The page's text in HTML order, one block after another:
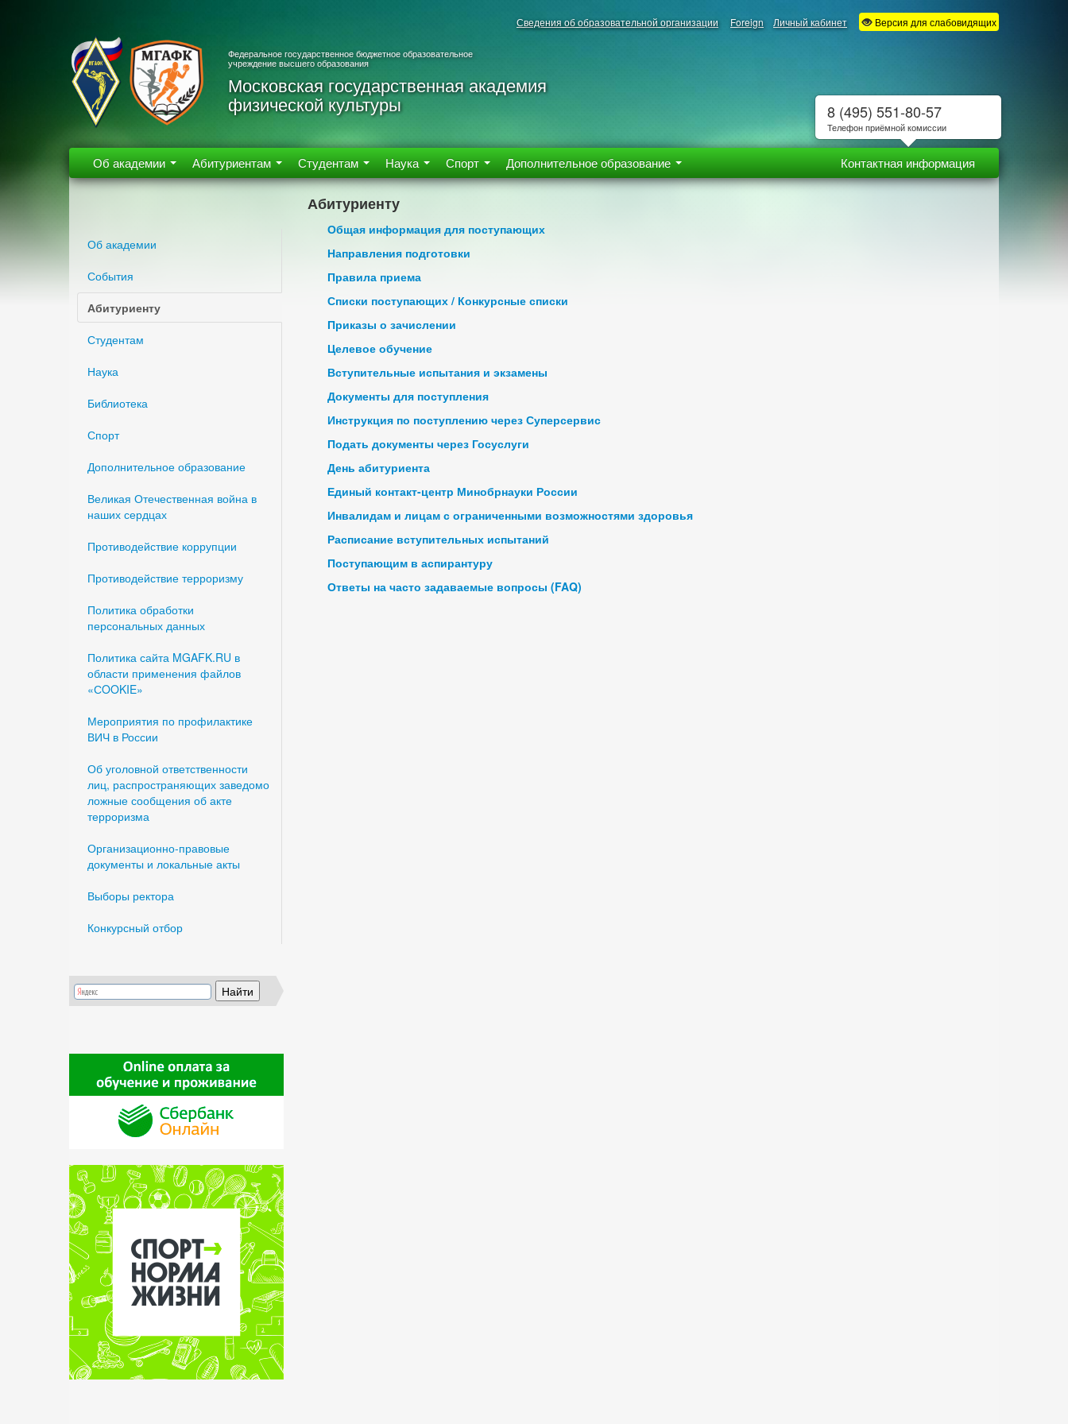
Сведения об образовательной организации Foreign Личный кабинет Версия для слабовидящих
Федеральное государственное бюджетное образовательное
учреждение высшего образования
Московская государственная академия
физической культуры
Об академии Абитуриентам Студентам Наука Спорт Дополнительное образование Контактная информация
Об академии
События
Абитуриенту
Студентам
Наука
Библиотека
Спорт
Дополнительное образование
Великая Отечественная война в
наших сердцах
Противодействие коррупции
Противодействие терроризму
Политика обработки
персональных данных
Политика сайта MGAFK.RU в
области применения файлов
«СOOKIE»
Мероприятия по профилактике
ВИЧ в России
Об уголовной ответственности
лиц, распространяющих заведомо
ложные сообщения об акте
терроризма
Организационно-правовые
документы и локальные акты
Выборы ректора
Конкурсный отбор
Абитуриенту
Общая информация для поступающих
Направления подготовки
Правила приема
Списки поступающих / Конкурсные списки
Приказы о зачислении
Целевое обучение
Вступительные испытания и экзамены
Документы для поступления
Инструкция по поступлению через Суперсервис
Подать документы через Госуслуги
День абитуриента
Единый контакт-центр Минобрнауки России
Инвалидам и лицам с ограниченными возможностями здоровья
Расписание вступительных испытаний
Поступающим в аспирантуру
Ответы на часто задаваемые вопросы (FAQ)
8 (495) 551-80-57
Телефон приёмной комиссии